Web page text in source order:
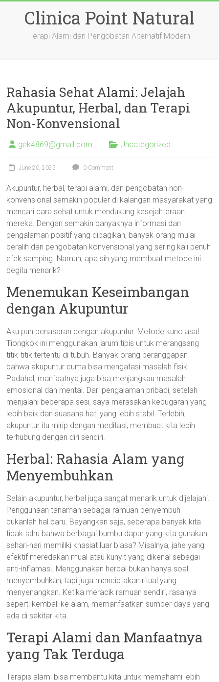
contentClinica Point Natural
Terapi Alami dan Pengobatan Alternatif Modern
Rahasia Sehat Alami: Jelajah
Akupuntur, Herbal, dan Terapi
Non-Konvensional
gek4869@gmail.com Uncategorized
June 20, 2025 0 Comment
Akupuntur, herbal, terapi alami, dan pengobatan non-
konvensional semakin populer di kalangan masyarakat yang
mencari cara sehat untuk mendukung kesejahteraan
mereka. Dengan semakin banyaknya informasi dan
pengalaman positif yang dibagikan, banyak orang mulai
beralih dari pengobatan konvensional yang sering kali penuh
efek samping. Namun, apa sih yang membuat metode ini
begitu menarik?
Menemukan Keseimbangan
dengan Akupuntur
Aku pun penasaran dengan akupuntur. Metode kuno asal
Tiongkok ini menggunakan jarum tipis untuk merangsang
titik-titik tertentu di tubuh. Banyak orang beranggapan
bahwa akupuntur cuma bisa mengatasi masalah fisik.
Padahal, manfaatnya juga bisa menjangkau masalah
emosional dan mental. Dari pengalaman pribadi, setelah
menjalani beberapa sesi, saya merasakan kebugaran yang
lebih baik dan suasana hati yang lebih stabil. Terlebih,
akupuntur itu mirip dengan meditasi, membuat kita lebih
terhubung dengan diri sendiri.
Herbal: Rahasia Alam yang
Menyembuhkan
Selain akupuntur, herbal juga sangat menarik untuk dijelajahi.
Penggunaan tanaman sebagai ramuan penyembuh
bukanlah hal baru. Bayangkan saja, seberapa banyak kita
tidak tahu bahwa berbagai bumbu dapur yang kita gunakan
sehari-hari memiliki khasiat luar biasa? Misalnya, jahe yang
efektif meredakan mual atau kunyit yang dikenal sebagai
anti-inflamasi. Menggunakan herbal bukan hanya soal
menyembuhkan, tapi juga menciptakan ritual yang
menyenangkan. Ketika meracik ramuan sendiri, rasanya
seperti kembali ke alam, memanfaatkan sumber daya yang
ada di sekitar kita.
Terapi Alami dan Manfaatnya
yang Tak Terduga
Terapis alami bisa membantu kita untuk memahami lebih